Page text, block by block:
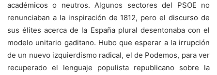
académicos o neutros. Algunos sectores del PSOE no
renunciaban a la inspiración de 1812, pero el discurso de
sus élites acerca de la España plural desentonaba con el
modelo unitario gaditano. Hubo que esperar a la irrupción
de un nuevo izquierdismo radical, el de Podemos, para ver
recuperado el lenguaje populista republicano sobre la